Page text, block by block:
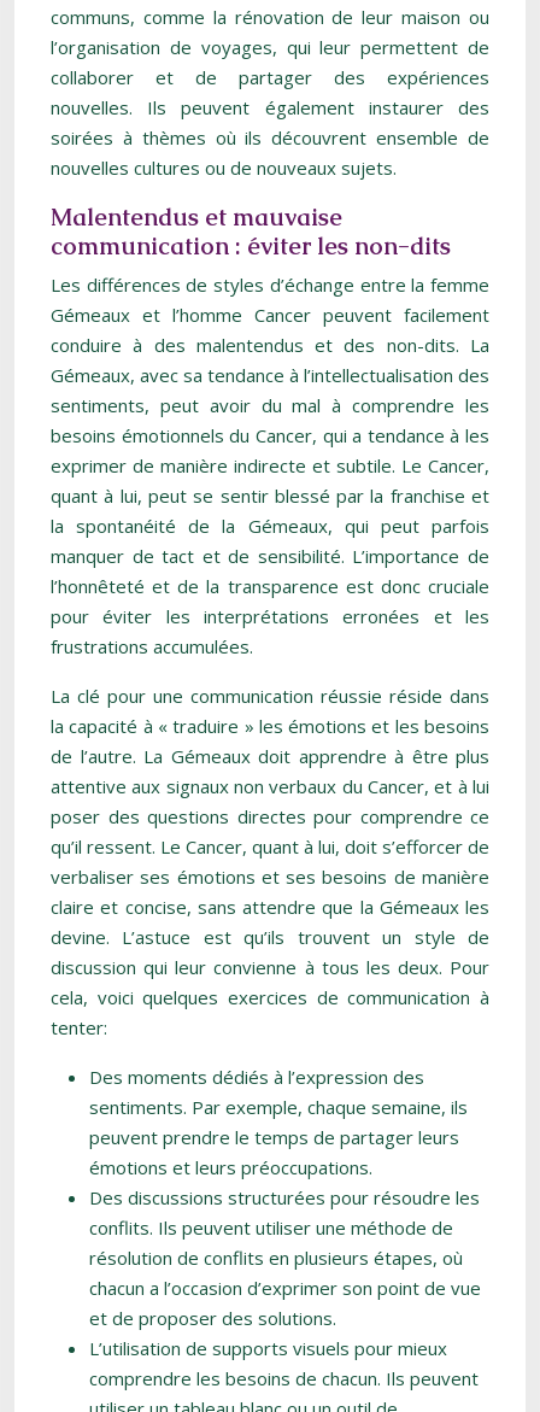
communs, comme la rénovation de leur maison ou
l’organisation de voyages, qui leur permettent de
collaborer et de partager des expériences
nouvelles. Ils peuvent également instaurer des
soirées à thèmes où ils découvrent ensemble de
nouvelles cultures ou de nouveaux sujets.
Malentendus et mauvaise
communication : éviter les non-dits
Les différences de styles d’échange entre la femme
Gémeaux et l’homme Cancer peuvent facilement
conduire à des malentendus et des non-dits. La
Gémeaux, avec sa tendance à l’intellectualisation des
sentiments, peut avoir du mal à comprendre les
besoins émotionnels du Cancer, qui a tendance à les
exprimer de manière indirecte et subtile. Le Cancer,
quant à lui, peut se sentir blessé par la franchise et
la spontanéité de la Gémeaux, qui peut parfois
manquer de tact et de sensibilité. L’importance de
l’honnêteté et de la transparence est donc cruciale
pour éviter les interprétations erronées et les
frustrations accumulées.
La clé pour une communication réussie réside dans
la capacité à « traduire » les émotions et les besoins
de l’autre. La Gémeaux doit apprendre à être plus
attentive aux signaux non verbaux du Cancer, et à lui
poser des questions directes pour comprendre ce
qu’il ressent. Le Cancer, quant à lui, doit s’efforcer de
verbaliser ses émotions et ses besoins de manière
claire et concise, sans attendre que la Gémeaux les
devine. L’astuce est qu’ils trouvent un style de
discussion qui leur convienne à tous les deux. Pour
cela, voici quelques exercices de communication à
tenter:
Des moments dédiés à l’expression des
sentiments. Par exemple, chaque semaine, ils
peuvent prendre le temps de partager leurs
émotions et leurs préoccupations.
Des discussions structurées pour résoudre les
conflits. Ils peuvent utiliser une méthode de
résolution de conflits en plusieurs étapes, où
chacun a l’occasion d’exprimer son point de vue
et de proposer des solutions.
L’utilisation de supports visuels pour mieux
comprendre les besoins de chacun. Ils peuvent